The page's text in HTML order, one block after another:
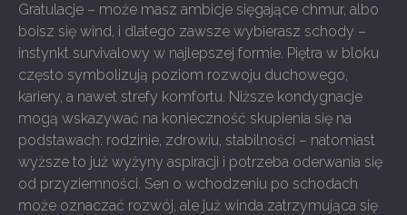
Gratulacje – może masz ambicje sięgające chmur, albo
boisz się wind, i dlatego zawsze wybierasz schody –
instynkt survivalowy w najlepszej formie. Piętra w bloku
często symbolizują poziom rozwoju duchowego,
kariery, a nawet strefy komfortu. Niższe kondygnacje
mogą wskazywać na konieczność skupienia się na
podstawach: rodzinie, zdrowiu, stabilności – natomiast
wyższe to już wyżyny aspiracji i potrzeba oderwania się
od przyziemności. Sen o wchodzeniu po schodach
może oznaczać rozwój, ale już winda zatrzymująca się